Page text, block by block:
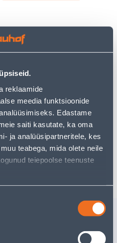
reklaamide
meedia funktsioonide
Edastame
saiti kasutate, ka oma
ja analüüsipartneritele, kes
teabega, mida olete neile
teiepoolse teenuste
vildist servaga
al. 2-5 tööpäeva
€ al. 2-5 tööpäeva
346-0161